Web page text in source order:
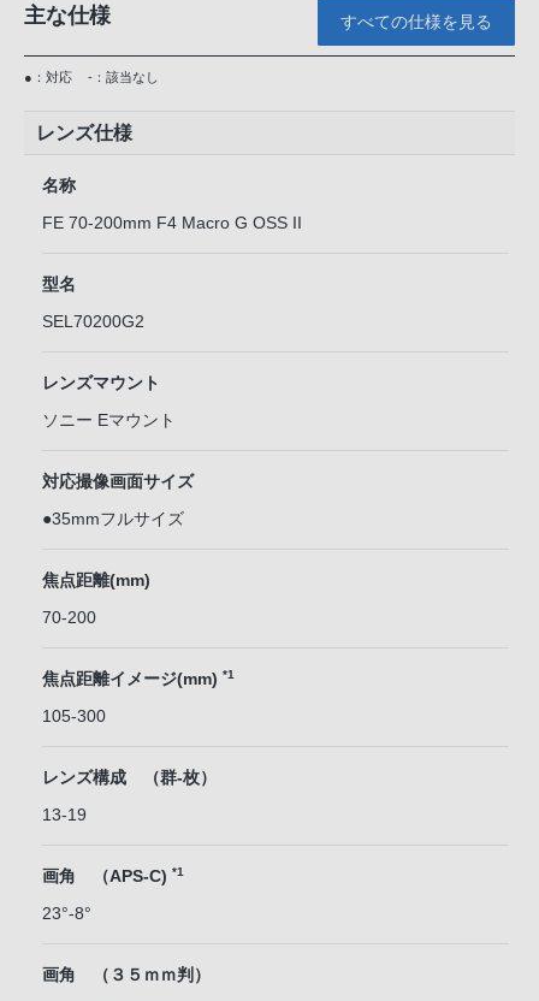
主な仕様 すべての仕様を見る
●：対応 -：該当なし
レンズ仕様
名称
FE 70-200mm F4 Macro G OSS II
型名
SEL70200G2
レンズマウント
ソニー Eマウント
対応撮像画面サイズ
●35mmフルサイズ
焦点距離(mm)
70-200
焦点距離イメージ(mm) *1
105-300
レンズ構成 （群-枚）
13-19
画角 （APS-C) *1
23°-8°
画角 （３５ｍｍ判）